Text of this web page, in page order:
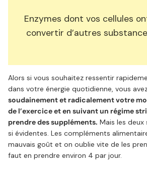
Enzymes dont vos cellules
convertir d’autres
Alors si vous souhaitez ressentir
dans votre énergie quotidienne, vous
soudainement et radicalement votre
de l’exercice et en suivant un régime
prendre des suppléments. Mais les
si évidentes. Les compléments
mauvais goût et on oublie vite de les
faut en prendre environ 4 par jour.